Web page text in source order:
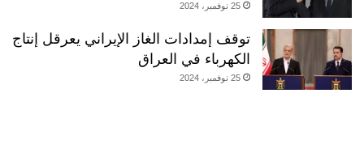
25 نوفمبر، 2024
توقف إمدادات الغاز الإيراني يعرقل إنتاج
الكهرباء في العراق
25 نوفمبر، 2024